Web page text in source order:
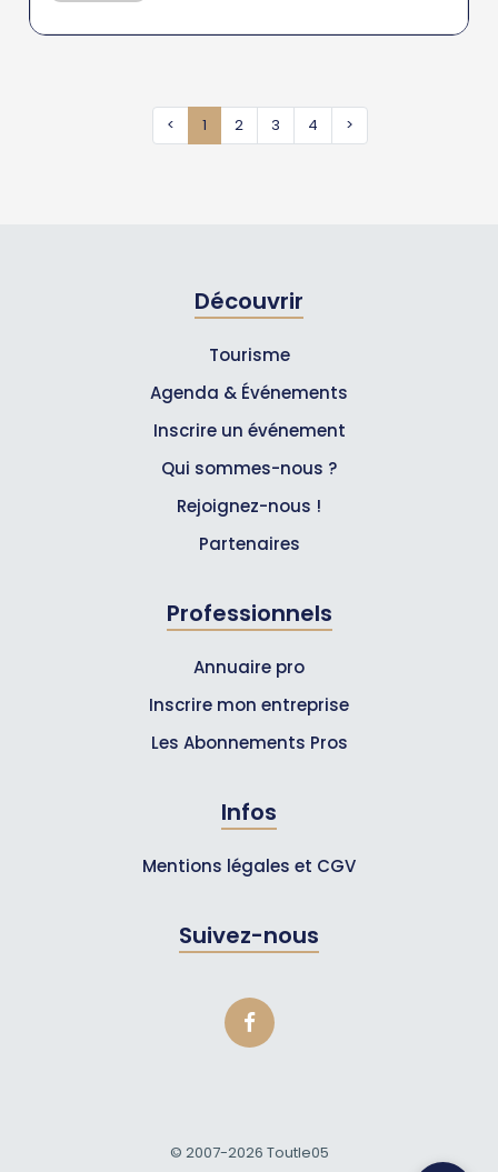
< 1 2 3 4 >
Découvrir
Tourisme
Agenda & Événements
Inscrire un événement
Qui sommes-nous ?
Rejoignez-nous !
Partenaires
Professionnels
Annuaire pro
Inscrire mon entreprise
Les Abonnements Pros
Infos
Mentions légales et CGV
Suivez-nous
© 2007-2026 Toutle05